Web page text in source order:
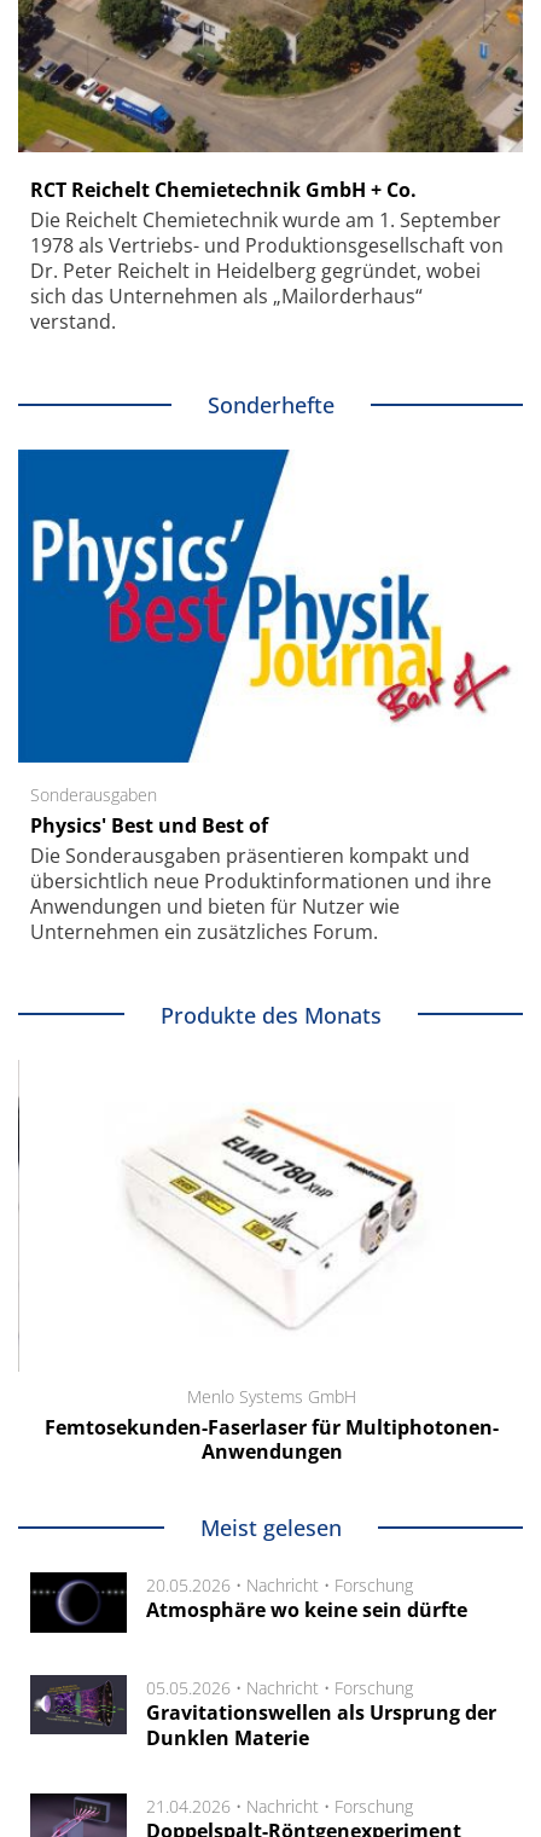
RCT Reichelt Chemietechnik GmbH + Co.
Die Reichelt Chemietechnik wurde am 1. September
1978 als Vertriebs- und Produktionsgesellschaft von
Dr. Peter Reichelt in Heidelberg gegründet, wobei
sich das Unternehmen als „Mailorderhaus“
verstand.
Sonderhefte
Sonderausgaben
Physics' Best und Best of
Die Sonder­ausgaben präsentieren kompakt und
übersichtlich neue Produkt­informationen und ihre
Anwendungen und bieten für Nutzer wie
Unternehmen ein zusätzliches Forum.
Produkte des Monats
Menlo Systems GmbH
Femtosekunden-Faserlaser für Multiphotonen-
Anwendungen
Meist gelesen
20.05.2026 • Nachricht • Forschung
Atmosphäre wo keine sein dürfte
05.05.2026 • Nachricht • Forschung
Gravitationswellen als Ursprung der
Dunklen Materie
21.04.2026 • Nachricht • Forschung
Doppelspalt-Röntgenexperiment